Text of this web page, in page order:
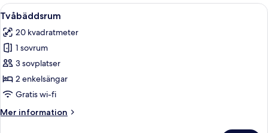
Öppna
alla
foton
för
Tvåbäddsrum
Ett hotellrum med en stor säng, två
7
Tvåbäddsrum
20 kvadratmeter
1 sovrum
3 sovplatser
2 enkelsängar
Gratis wi-fi
Mer information
Mer